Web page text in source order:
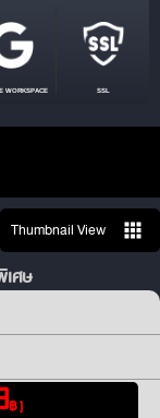
WORKSPACE SSL
Thumbnail View
ศษ
฿ ]